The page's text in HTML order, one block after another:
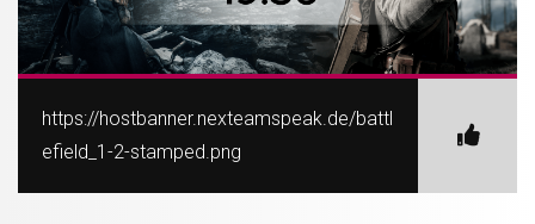
https://hostbanner.nexteamspeak.de/battl
efield_1-2-stamped.png